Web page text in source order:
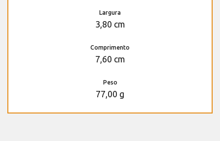
Largura
3,80 cm
Comprimento
7,60 cm
Peso
77,00 g